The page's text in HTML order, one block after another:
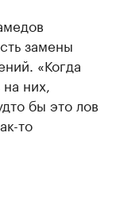
замены
«Когда
них,
бы это лов
то